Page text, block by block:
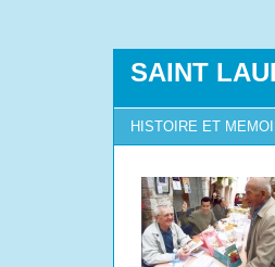
SAINT
HISTOIRE ET